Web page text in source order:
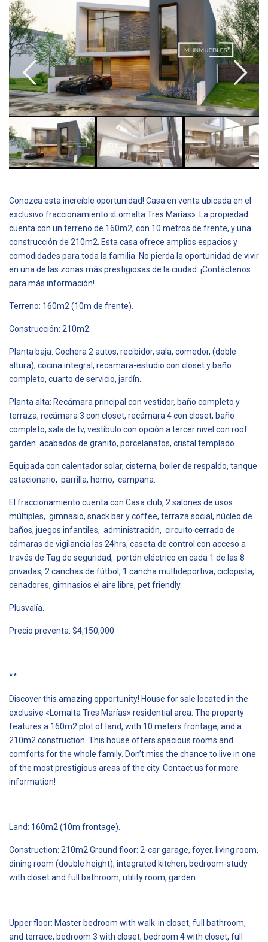
Conozca esta increíble oportunidad! Casa en venta ubicada en el
exclusivo fraccionamiento «Lomalta Tres Marías». La propiedad
cuenta con un terreno de 160m2, con 10 metros de frente, y una
construcción de 210m2. Esta casa ofrece amplios espacios y
comodidades para toda la familia. No pierda la oportunidad de vivir
en una de las zonas más prestigiosas de la ciudad. ¡Contáctenos
para más información!
Terreno: 160m2 (10m de frente).
Construcción: 210m2.
Planta baja: Cochera 2 autos, recibidor, sala, comedor, (doble
altura), cocina integral, recamara-estudio con closet y baño
completo, cuarto de servicio, jardín.
Planta alta: Recámara principal con vestidor, baño completo y
terraza, recámara 3 con closet, recámara 4 con closet, baño
completo, sala de tv, vestíbulo con opción a tercer nivel con roof
garden. acabados de granito, porcelanatos, cristal templado.
Equipada con calentador solar, cisterna, boiler de respaldo, tanque
estacionario, parrilla, horno, campana.
El fraccionamiento cuenta con Casa club, 2 salones de usos
múltiples, gimnasio, snack bar y coffee, terraza social, núcleo de
baños, juegos infantiles, administración, circuito cerrado de
cámaras de vigilancia las 24hrs, caseta de control con acceso a
través de Tag de seguridad, portón eléctrico en cada 1 de las 8
privadas, 2 canchas de fútbol, 1 cancha multideportiva, ciclopista,
cenadores, gimnasios el aire libre, pet friendly.
Plusvalía.
Precio preventa: $4,150,000
**
Discover this amazing opportunity! House for sale located in the
exclusive «Lomalta Tres Marías» residential area. The property
features a 160m2 plot of land, with 10 meters frontage, and a
210m2 construction. This house offers spacious rooms and
comforts for the whole family. Don’t miss the chance to live in one
of the most prestigious areas of the city. Contact us for more
information!
Land: 160m2 (10m frontage).
Construction: 210m2 Ground floor: 2-car garage, foyer, living room,
dining room (double height), integrated kitchen, bedroom-study
with closet and full bathroom, utility room, garden.
Upper floor: Master bedroom with walk-in closet, full bathroom,
and terrace, bedroom 3 with closet, bedroom 4 with closet, full